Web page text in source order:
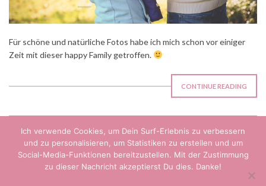
Für schöne und natürliche Fotos habe ich mich schon vor einiger
Zeit mit dieser happy Family getroffen.
CONTINUE READING
KONTAKT
DATENSCHUTZERKLÄRUNG
IMPRESSUM
Ich verwende Cookies, um Dein Surf-Erlebnis zu verbessern
und zu personalisieren, um Statistiken zu erstellen und um
Social-Media-Funktionen bereitzustellen. Mit der Zustimmung
zu dieser Nachricht akzeptierst Du dies. Danke!